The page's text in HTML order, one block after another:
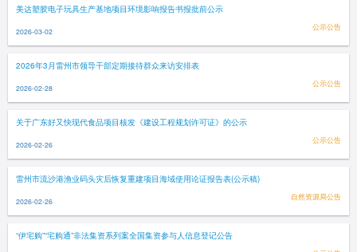
美达塑胶电子玩具生产基地项目环境影响报告书报批前公示
2026-03-02 公示公告
2026年3月雷州市领导干部定期接待群众来访安排表
2026-02-28 公示公告
关于广东好又快现代食品项目核发《建设工程规划许可证》的公示
2026-02-26 公示公告
雷州市流沙港渔业码头灾后恢复重建项目海域使用论证报告表(公示稿)
2026-02-26 自然资源局公告
“伊宅购”“宅购通”非法集资系列案全国集资参与人信息登记公告